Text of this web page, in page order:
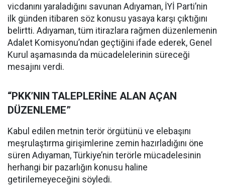
vicdanını yaraladığını savunan Adıyaman, İYİ Parti’nin
ilk günden itibaren söz konusu yasaya karşı çıktığını
belirtti. Adıyaman, tüm itirazlara rağmen düzenlemenin
Adalet Komisyonu’ndan geçtiğini ifade ederek, Genel
Kurul aşamasında da mücadelelerinin süreceği
mesajını verdi.
“PKK’NIN TALEPLERİNE ALAN AÇAN
DÜZENLEME”
Kabul edilen metnin terör örgütünü ve elebaşını
meşrulaştırma girişimlerine zemin hazırladığını öne
süren Adıyaman, Türkiye’nin terörle mücadelesinin
herhangi bir pazarlığın konusu haline
getirilemeyeceğini söyledi.